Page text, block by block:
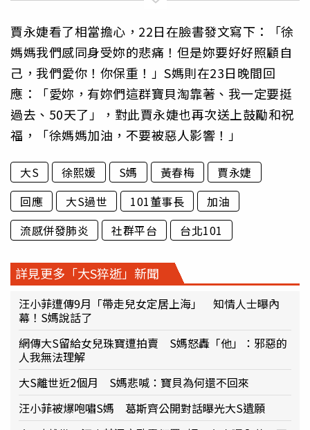
賈永婕看了相當擔心，22日在臉書發文寫下：「徐
媽媽我們感同身受妳的悲痛！但是妳要好好照顧自
己，我們愛你！你保重！」S媽則在23日晚間回
應：「愛妳，有妳們這群寶貝淘靠著、我一定要挺
過去、50天了」，對此賈永婕也再次送上鼓勵和祝
福，「徐媽媽加油，不要被惡人影響！」
大S 徐熙媛 S媽 黃春梅
賈永婕
回應
大S過世 101董事長
加油
流感併發肺炎
社群平台 台北101
詳見更多「大S猝逝」新聞
汪小菲遭傳9月「帶走兒女定居上海」 知情人士曝內
幕！S媽說話了
網傳大S留給女兒珠寶遭拍賣 S媽怒轟「他」：邪惡的
人我無法理解
大S離世近2個月 S媽悲喊：寶貝為何還不回來
汪小菲被爆咆嘯S媽 葛斯齊公開對話曝光大S遺願